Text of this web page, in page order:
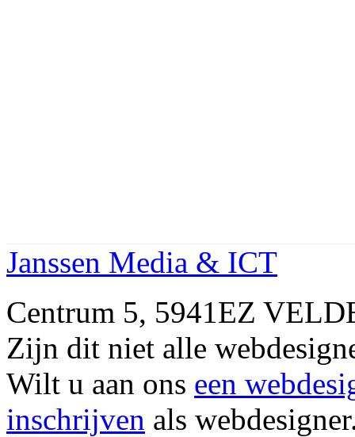
Janssen Media & ICT
Centrum 5, 5941EZ
Zijn dit niet alle
Wilt u aan ons een
inschrijven als